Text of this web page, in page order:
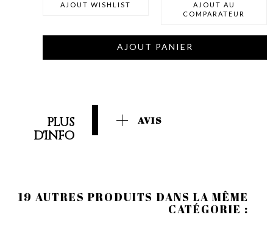
AJOUT WISHLIST
AJOUT AU
COMPARATEUR
AJOUT PANIER
PLUS
D'INFO
AVIS
19 AUTRES PRODUITS DANS LA MÊME
CATÉGORIE :